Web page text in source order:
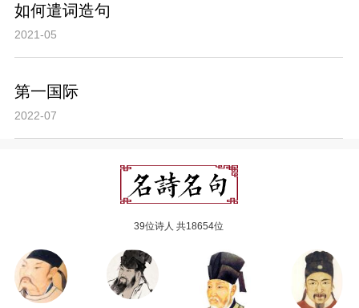
如何遣词造句
2021-05
第一国际
2022-07
39位诗人 共18654位